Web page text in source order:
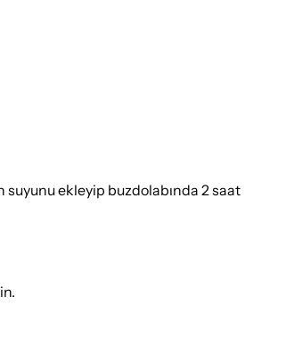
ekleyip buzdolabında 2 saat